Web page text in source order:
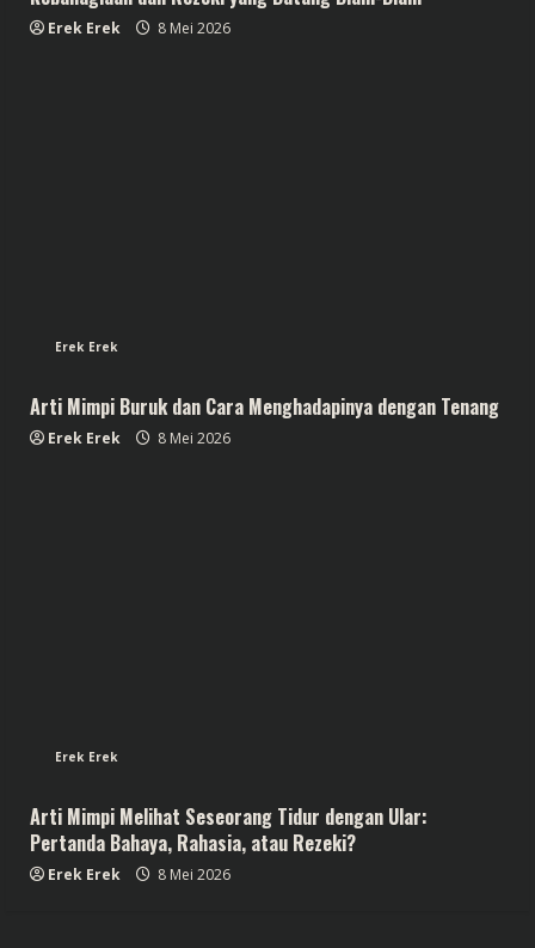
Erek Erek 8 Mei 2026
Erek Erek
Arti Mimpi Buruk dan Cara Menghadapinya dengan Tenang
Erek Erek 8 Mei 2026
Erek Erek
Arti Mimpi Melihat Seseorang Tidur dengan Ular:
Pertanda Bahaya, Rahasia, atau Rezeki?
Erek Erek 8 Mei 2026